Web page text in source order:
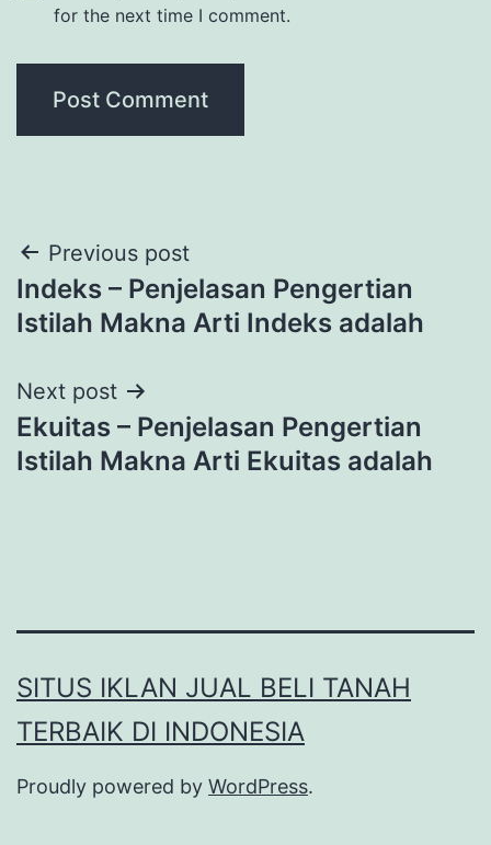
for the next time I comment.
Post
navigation
Previous post
Indeks – Penjelasan Pengertian
Istilah Makna Arti Indeks adalah
Next post
Ekuitas – Penjelasan Pengertian
Istilah Makna Arti Ekuitas adalah
SITUS IKLAN JUAL BELI TANAH
TERBAIK DI INDONESIA
Proudly powered by WordPress.